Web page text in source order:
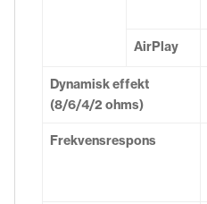
AirPlay
Dynamisk effekt
(8/6/4/2 ohms)
Frekvensrespons